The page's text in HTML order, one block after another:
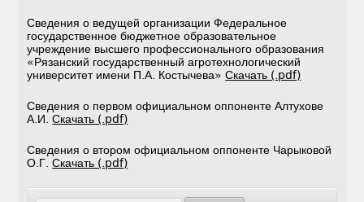
Сведения о ведущей организации Федеральное
государственное бюджетное образовательное
учреждение высшего профессионального образования
«Рязанский государственный агротехнологический
университет имени П.А. Костычева»Скачать (.pdf)
Сведения о первом официальном оппоненте Алтухове
А.И.Скачать (.pdf)
Сведения о втором официальном оппоненте Чарыковой
О.Г.Скачать (.pdf)